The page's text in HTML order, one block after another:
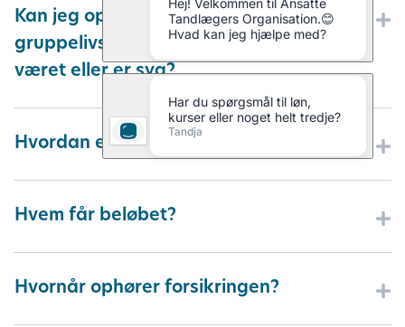
Kan jeg optages i
gruppelivsordningen hvis jeg har
været eller er syg?
Hvordan er dækningen?
Hvem får beløbet?
Hvornår ophører forsikringen?